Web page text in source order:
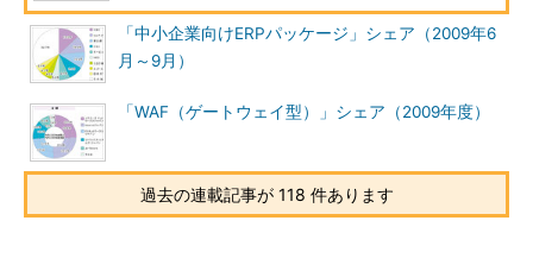
「中小企業向けERPパッケージ」シェア（2009年6
月～9月）
「WAF（ゲートウェイ型）」シェア（2009年度）
過去の連載記事が 118 件あります